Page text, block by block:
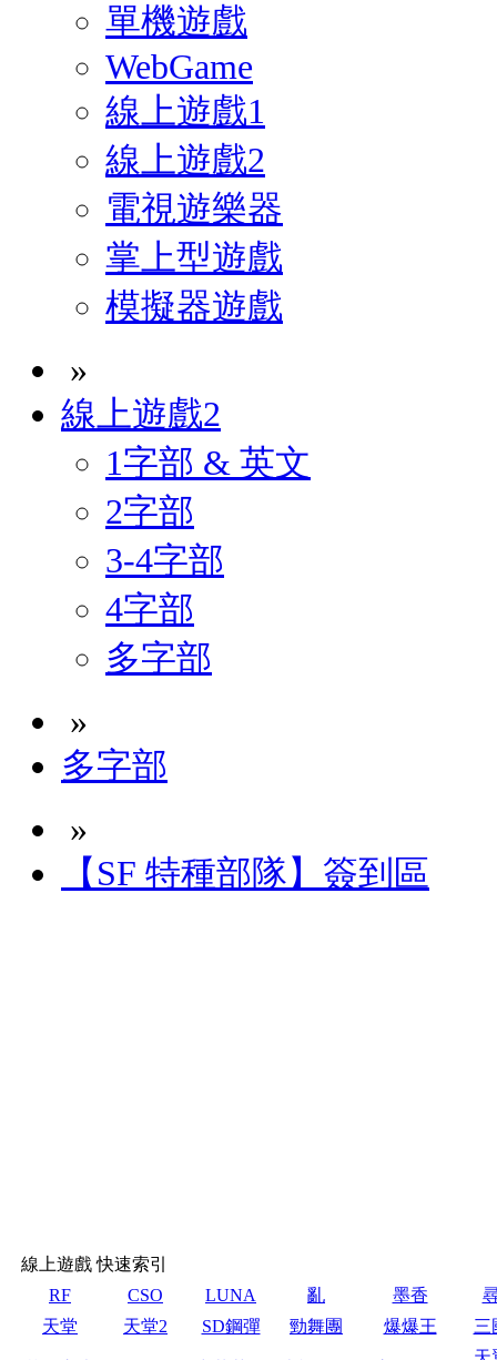
單機遊戲
WebGame
線上遊戲1
線上遊戲2
電視遊樂器
掌上型遊戲
模擬器遊戲
»
線上遊戲2
1字部 & 英文
2字部
3-4字部
4字部
多字部
»
多字部
»
【SF 特種部隊】簽到區
線上遊戲 快速索引
RF
CSO LUNA 亂 墨香
天堂
天堂2 SD鋼彈 勁舞團 爆爆王 三